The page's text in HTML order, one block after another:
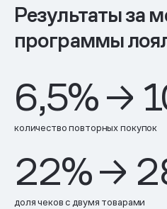
Результаты за
программы
6,5%→
количество повторных покупок
22%→
доля чеков с двумя товарами